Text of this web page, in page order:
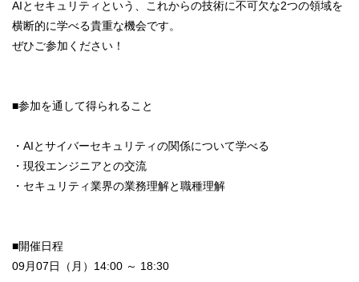
AIとセキュリティという、これからの技術に不可欠な2つの領域を
横断的に学べる貴重な機会です。
ぜひご参加ください！
■参加を通して得られること
・AIとサイバーセキュリティの関係について学べる
・現役エンジニアとの交流
・セキュリティ業界の業務理解と職種理解
■開催日程
09月07日（月）14:00 ～ 18:30